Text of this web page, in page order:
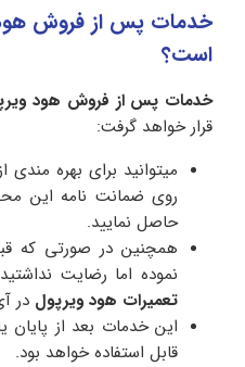
خدمات پس از فروش
است؟
خدمات پس از فروش هود
قرار خواهد گرفت:
میتوانید برای بهره
روی ضمانت نامه این
حاصل نمایید.
همچنین در صورتی که
نموده اما رضایت
تعمیرات هود ویرپول در
این خدمات بعد از پایان
قابل استفاده خواهد بود.